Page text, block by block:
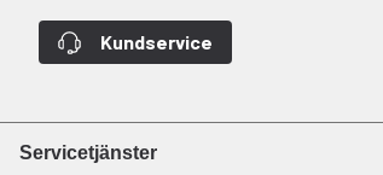
Kundservice
Servicetjänster